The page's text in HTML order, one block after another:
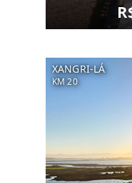
XANGRI-LÁ
KM 20